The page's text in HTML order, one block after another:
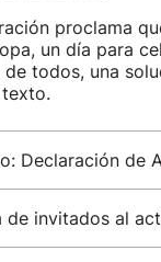
proclama
un día para
todos, una
Declaración de
de invitados al